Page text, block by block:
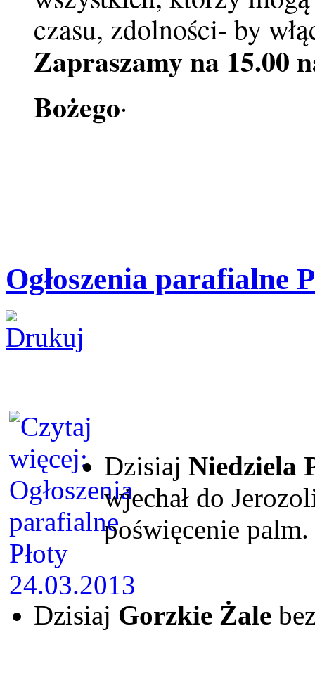
czasu, zdolności- by
Zapraszamy na 15.00
Bożego.
Ogłoszenia parafialne
Dzisiaj Niedziela
wjechał do
poświęcenie palm.
Dzisiaj Gorzkie Żale